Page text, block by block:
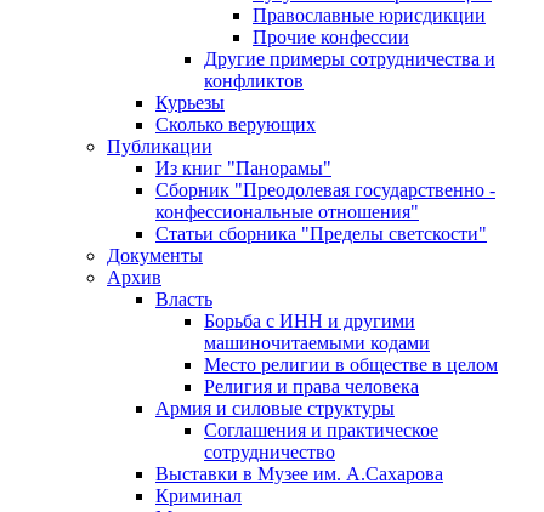
Православные юрисдикции
Прочие конфессии
Другие примеры сотрудничества и
конфликтов
Курьезы
Сколько верующих
Публикации
Из книг "Панорамы"
Сборник "Преодолевая государственно -
конфессиональные отношения"
Статьи сборника "Пределы светскости"
Документы
Архив
Власть
Борьба с ИНН и другими
машиночитаемыми кодами
Место религии в обществе в целом
Религия и права человека
Армия и силовые структуры
Соглашения и практическое
сотрудничество
Выставки в Музее им. А.Сахарова
Криминал